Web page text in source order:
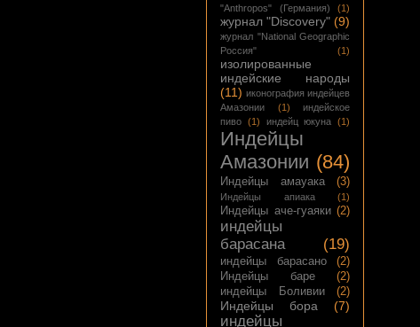
"Anthropos" (Германия)
(1)
журнал "Discovery" (9)
журнал "National Geographic
Россия"
(1)
изолированные
индейские народы
(11) иконография индейцев
Амазонии
(1)
индейское
пиво (1) индейц юкуна (1)
Индейцы
Амазонии (84)
Индейцы амауака (3)
Индейцы апиака (1)
Индейцы аче-гуаяки (2)
индейцы
барасана
(19)
индейцы барасано
(2)
Индейцы баре
(2)
индейцы Боливии
(2)
Индейцы бора (7)
индейцы